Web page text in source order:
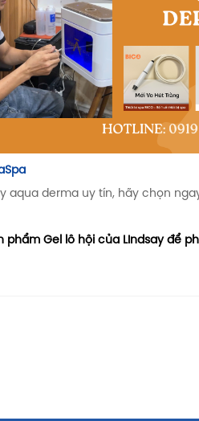
aqua derma uy tín, hãy chọn
phẩm Gel lô hội của LIndsay để